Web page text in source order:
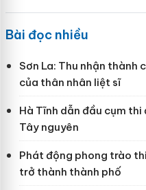
Bài đọc nhiều
Sơn La: Thu nhận thành
của thân nhân liệt sĩ
Hà Tĩnh dẫn đầu cụm
Tây nguyên
Phát động phong trào
trở thành thành phố